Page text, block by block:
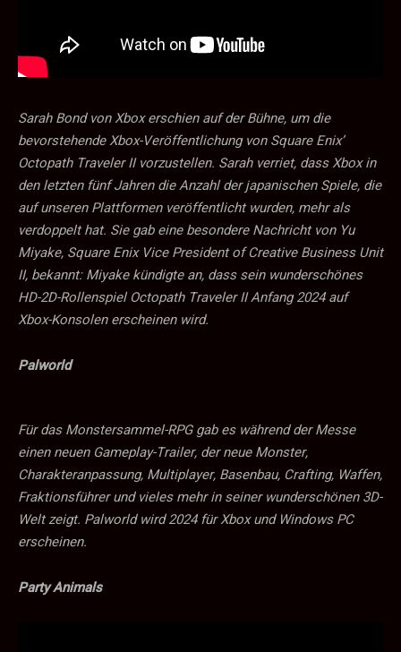
Sarah Bond von Xbox erschien auf der Bühne, um die
bevorstehende Xbox-Veröffentlichung von Square Enix’
Octopath Traveler II vorzustellen. Sarah verriet, dass Xbox in
den letzten fünf Jahren die Anzahl der japanischen Spiele, die
auf unseren Plattformen veröffentlicht wurden, mehr als
verdoppelt hat. Sie gab eine besondere Nachricht von Yu
Miyake, Square Enix Vice President of Creative Business Unit
II, bekannt: Miyake kündigte an, dass sein wunderschönes
HD-2D-Rollenspiel Octopath Traveler II Anfang 2024 auf
Xbox-Konsolen erscheinen wird.
Palworld
Für das Monstersammel-RPG gab es während der Messe
einen neuen Gameplay-Trailer, der neue Monster,
Charakteranpassung, Multiplayer, Basenbau, Crafting, Waffen,
Fraktionsführer und vieles mehr in seiner wunderschönen 3D-
Welt zeigt. Palworld wird 2024 für Xbox und Windows PC
erscheinen.
Party Animals